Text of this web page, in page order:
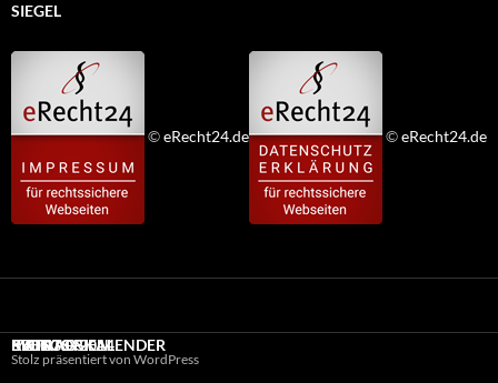
SIEGEL
©eRecht24.de ©eRecht24.de
KATEGORIEN
BEITRAGSKALENDER
META
BLOG AB 2014
EVENTS
Stolz präsentiert von WordPress